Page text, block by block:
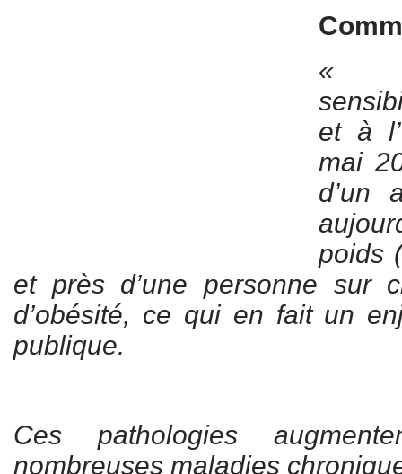
«
et à
mai
d’un
poids
et près d’une personne sur
d’obésité, ce qui en fait un
publique.
Ces pathologies
nombreuses maladies